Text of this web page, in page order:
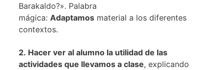
Barakaldo?». Palabra
mágica: Adaptamos material a los diferentes
contextos.
2. Hacer ver al alumno la utilidad de las
actividades que llevamos a clase, explicando